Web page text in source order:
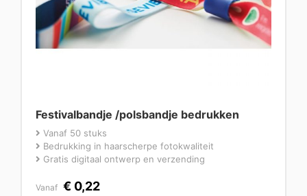
Festivalbandje /polsbandje bedrukken
Vanaf 50 stuks
Bedrukking in haarscherpe fotokwaliteit
Gratis digitaal ontwerp en verzending
Vanaf € 0,22